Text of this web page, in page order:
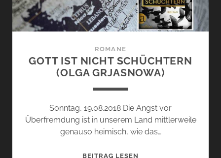
ROMANE
GOTT IST NICHT SCHÜCHTERN
(OLGA GRJASNOWA)
Sonntag, 19.08.2018 Die Angst vor
Überfremdung ist in unserem Land mittlerweile
genauso heimisch, wie das…
BEITRAG LESEN